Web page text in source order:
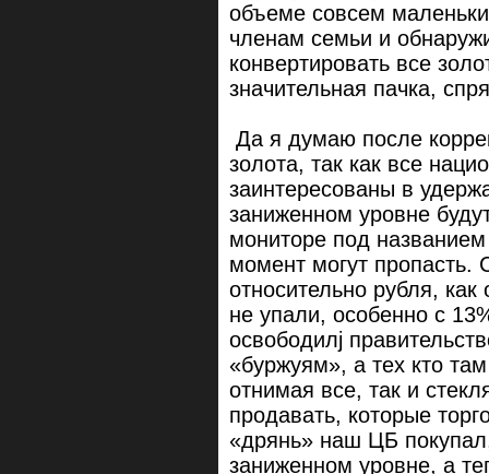
объеме совсем
членам семьи и
конвертировать все
значительная пачка,
Да я думаю после
золота, так как все
заинтересованы в
заниженном уровне
мониторе под
момент могут пропасть.
относительно рубля,
не упали, особенно с
освободилj
«буржуям», а тех кто
отнимая все, так и
продавать, которые
«дрянь» наш ЦБ
заниженном уровне, а